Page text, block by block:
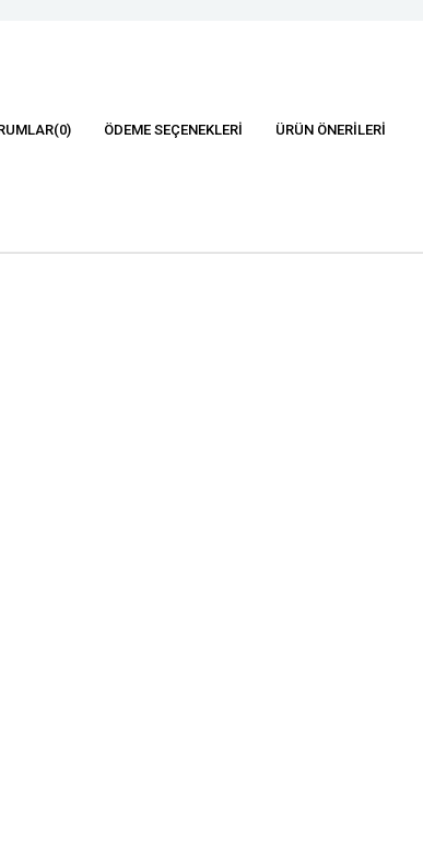
(0) ÖDEME SEÇENEKLERI ÜRÜN ÖNERILERI